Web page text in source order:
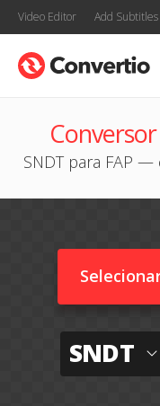
Video Editor Add
SNDT para FAP
SNDT